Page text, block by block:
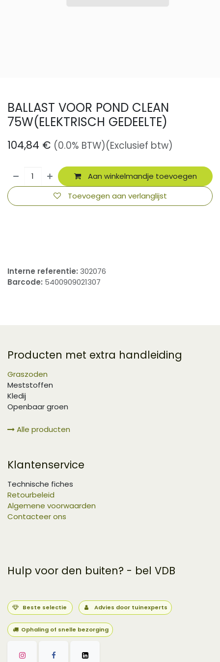
BALLAST VOOR POND CLEAN
75W(ELEKTRISCH GEDEELTE)
104,84 € (0.0% BTW)(Exclusief btw)
Aan winkelmandje toevoegen
Toevoegen aan verlanglijst
Interne referentie: 302076
Barcode: 5400909021307
Producten met extra handleiding
Graszoden
Meststoffen
Kledij
Openbaar groen
Alle producten
Klantenservice
Technische fiches
Retourbeleid
Algemene voorwaarden
Contacteer ons
Hulp voor den buiten? - bel VDB
Beste selectie Advies door tuinexperts
Ophaling of snelle bezorging